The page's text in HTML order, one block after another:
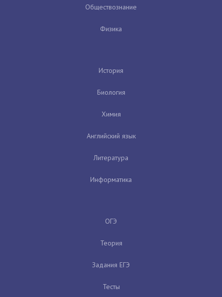
Обществознание
Физика
История
Биология
Химия
Английский язык
Литература
Информатика
ОГЭ
Теория
Задания ЕГЭ
Тесты